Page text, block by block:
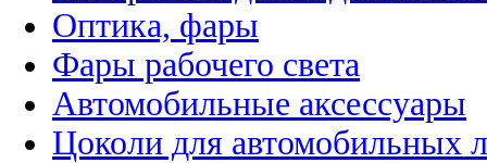
Оптика, фары
Фары рабочего света
Автомобильные аксессуары
Цоколи для автомобильных